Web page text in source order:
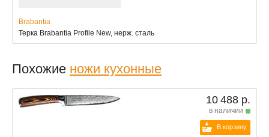
Brabantia
Терка Brabantia Profile New, нерж. сталь
Похожие ножи кухонные
10 488 р.
в наличии
В корзину